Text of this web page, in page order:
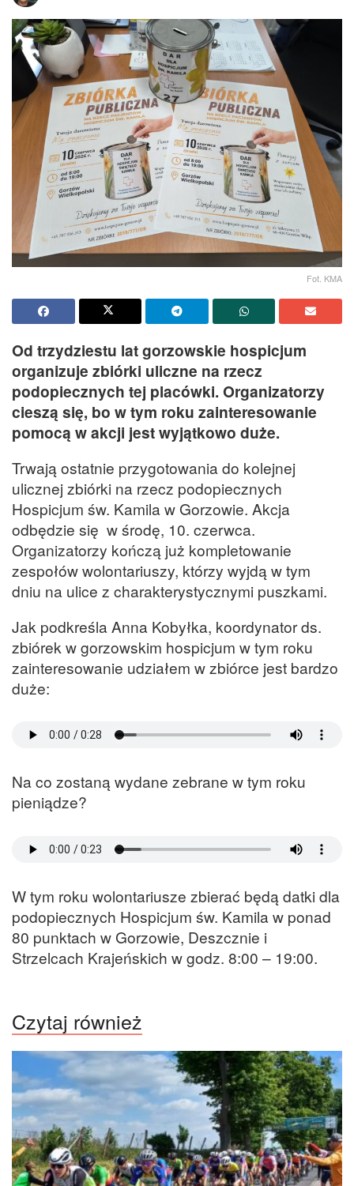
Fot. KMA
Od trzydziestu lat gorzowskie hospicjum
organizuje zbiórki uliczne na rzecz
podopiecznych tej placówki. Organizatorzy
cieszą się, bo w tym roku zainteresowanie
pomocą w akcji jest wyjątkowo duże.
Trwają ostatnie przygotowania do kolejnej
ulicznej zbiórki na rzecz podopiecznych
Hospicjum św. Kamila w Gorzowie. Akcja
odbędzie się w środę, 10. czerwca.
Organizatorzy kończą już kompletowanie
zespołów wolontariuszy, którzy wyjdą w tym
dniu na ulice z charakterystycznymi puszkami.
Jak podkreśla Anna Kobyłka, koordynator ds.
zbiórek w gorzowskim hospicjum w tym roku
zainteresowanie udziałem w zbiórce jest bardzo
duże:
Na co zostaną wydane zebrane w tym roku
pieniądze?
W tym roku wolontariusze zbierać będą datki dla
podopiecznych Hospicjum św. Kamila w ponad
80 punktach w Gorzowie, Deszcznie i
Strzelcach Krajeńskich w godz. 8:00 – 19:00.
Czytaj również